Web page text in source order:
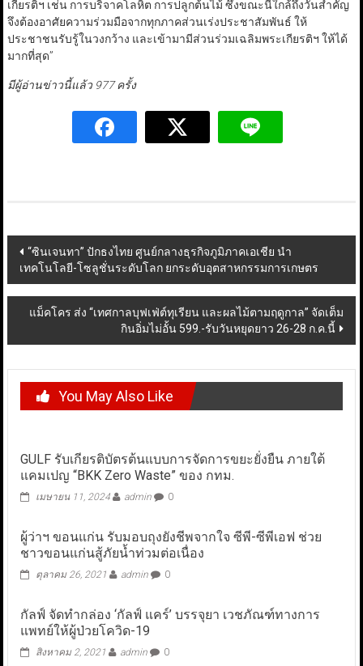
เกียรติฯ เช่น การบริจาคโลหิต การปลูกต้นไม้ ซึ่งขณะนี้ใกล้ถึงวันสำคัญ
จึงต้องอาศัยความร่วมมือจากทุกภาคส่วนเร่งประชาสัมพันธ์ ให้
ประชาชนรับรู้ในวงกว้าง และเข้ามามีส่วนร่วมเฉลิมพระเกียรติฯ ให้ได้
มากที่สุด”
มีผู้อ่านข่าวนี้แล้ว 977 ครั้ง
Post
navigation
“ซินเจนทา” ปักธงไทย ศูนย์กลางธุรกิจภูมิภาคเอเชีย นำ
เทคโนโลยี-โซลูชั่นระดับโลก ยกระดับอุตสาหกรรมการเกษตร
แม็คโคร ส่ง “เทศกาลบุฟเฟ่ต์ทุเรียน และผลไม้ตามฤดูกาล” จัดเต็ม
กินอิ่มไม่อั้น 599.-รับวันหยุดยาว 26-28 ก.ค.นี้
You May Also Like
GULF รับเกียรติบัตรต้นแบบการจัดการขยะยั่งยืน ภายใต้
แคมเปญ “BKK Zero Waste” ของ กทม.
เมษายน 11, 2024 admin 0
ผู้ว่าฯ ขอนแก่น รับมอบถุงยังชีพจากใจ ซีพี-ซีพีเอฟ ช่วย
ชาวขอนแก่นสู้ภัยน้ำท่วมต่อเนื่อง
ตุลาคม 26, 2021 admin 0
กัลฟ์ จัดทำกล่อง ‘กัลฟ์ แคร์’ บรรจุยา เวชภัณฑ์ทางการ
แพทย์ให้ผู้ป่วยโควิด-19
สิงหาคม 2, 2021 admin 0